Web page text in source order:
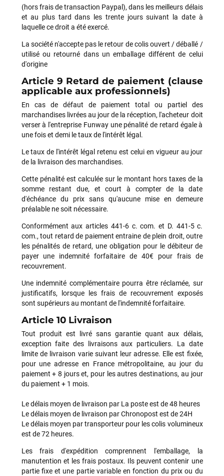
(hors frais de transaction Paypal), dans les meilleurs délais
et au plus tard dans les trente jours suivant la date à
laquelle ce droit a été exercé.
La société n'accepte pas le retour de colis ouvert / déballé /
utilisé ou retourné dans un emballage différent de celui
d'origine
Article 9 Retard de paiement (clause
applicable aux professionnels)
En cas de défaut de paiement total ou partiel des
marchandises livrées au jour de la réception, l'acheteur doit
verser à l'entreprise Funway une pénalité de retard égale à
une fois et demi le taux de l'intérêt légal.
Le taux de l'intérêt légal retenu est celui en vigueur au jour
de la livraison des marchandises.
Cette pénalité est calculée sur le montant hors taxes de la
somme restant due, et court à compter de la date
d'échéance du prix sans qu'aucune mise en demeure
préalable ne soit nécessaire.
Conformément aux articles 441-6 c. com. et D. 441-5 c.
com., tout retard de paiement entraine de plein droit, outre
les pénalités de retard, une obligation pour le débiteur de
payer une indemnité forfaitaire de 40€ pour frais de
recouvrement.
Une indemnité complémentaire pourra être réclamée, sur
justificatifs, lorsque les frais de recouvrement exposés
sont supérieurs au montant de l'indemnité forfaitaire.
Article 10 Livraison
Tout produit est livré sans garantie quant aux délais,
exception faite des livraisons aux particuliers. La date
limite de livraison varie suivant leur adresse. Elle est fixée,
pour une adresse en France métropolitaine, au jour du
paiement + 8 jours et, pour les autres destinations, au jour
du paiement + 1 mois.
Le délais moyen de livraison par La poste est de 48 heures
Le délais moyen de livraison par Chronopost est de 24H
Le délais moyen par transporteur pour les colis volumineux
est de 72 heures.
Les frais d'expédition comprennent l'emballage, la
manutention et les frais postaux. Ils peuvent contenir une
partie fixe et une partie variable en fonction du prix ou du
le lendemain, et j’ai bien reçu tout le matériel dans un colis
propre et soigné. Plus qu’à tester ça sur l’eau ! Je
recommande vivement ce magasin pour son
professionnalisme et sa réactivité.
Sébastien BACHELIER
Cela faisait 6 mois que je galérais à remplacer ma board eux
m'ont trouvé une pépite à laquelle je n'aurais jamais pensé !
Excellent conseil excellent prix et en plus super sympas. Merci
encore pour cette severne dyno !
Maronui RICHMOND
il y a 3 mois
J'ai acheté une voile d'occasion depuis Tahiti. Super service.
L'envoi a été rapide. La voile est arrivée en super état.
Mauruuru roa.
VOIR TOUS LES AVIS
LAISSER UN AVIS